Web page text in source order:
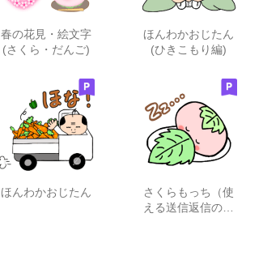
春の花見・絵文字
(さくら・だんご)
ほんわかおじたん
(ひきこもり編)
ほんわかおじたん
さくらもっち（使
える送信返信のお